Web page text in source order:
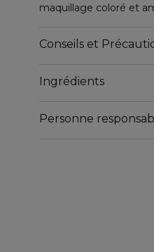
maquillage coloré et
applicateurs (teint,
Conseils et
Ingrédients
Personne